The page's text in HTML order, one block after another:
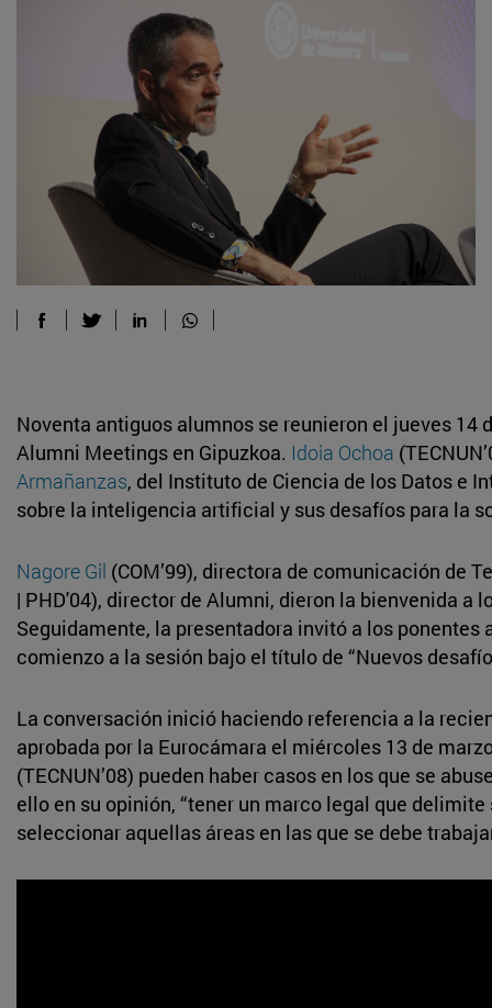
Noventa antiguos alumnos se reunieron el jueves 14
Alumni Meetings en Gipuzkoa. Idoia Ochoa
Armañanzas, del Instituto de Ciencia de los Datos e
sobre la inteligencia artificial y sus desafíos para la
Nagore Gil (COM’99), directora de comunicación de
| PHD'04), director de Alumni, dieron la bienvenida a
Seguidamente, la presentadora invitó a los ponentes
comienzo a la sesión bajo el título de “Nuevos
La conversación inició haciendo referencia a la
aprobada por la Eurocámara el miércoles 13 de
(TECNUN’08) pueden haber casos en los que se
ello en su opinión, “tener un marco legal que
seleccionar aquellas áreas en las que se debe